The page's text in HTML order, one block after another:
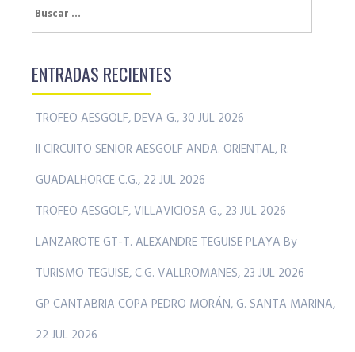
Buscar:
ENTRADAS RECIENTES
TROFEO AESGOLF, DEVA G., 30 JUL 2026
II CIRCUITO SENIOR AESGOLF ANDA. ORIENTAL, R.
GUADALHORCE C.G., 22 JUL 2026
TROFEO AESGOLF, VILLAVICIOSA G., 23 JUL 2026
LANZAROTE GT-T. ALEXANDRE TEGUISE PLAYA By
TURISMO TEGUISE, C.G. VALLROMANES, 23 JUL 2026
GP CANTABRIA COPA PEDRO MORÁN, G. SANTA MARINA,
22 JUL 2026